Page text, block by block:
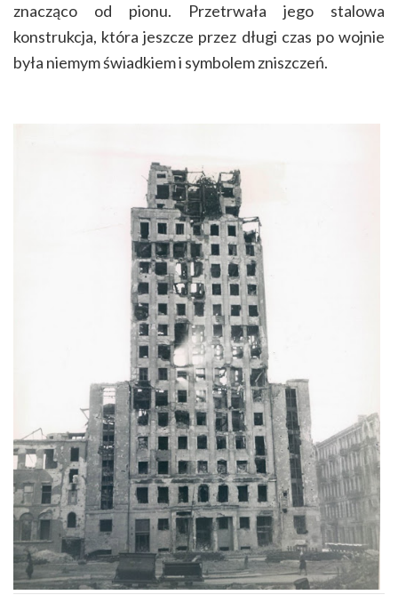
znacząco od pionu. Przetrwała jego stalowa
konstrukcja, która jeszcze przez długi czas po wojnie
była niemym świadkiem i symbolem zniszczeń.